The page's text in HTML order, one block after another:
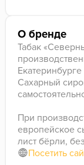
О бренде
Табак
Сахарный
При
европейское
лист бёрли,
Посетить